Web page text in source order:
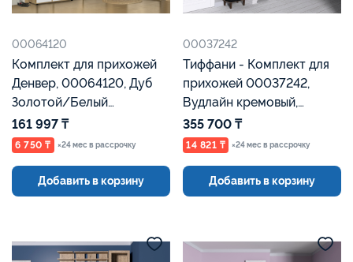
00064120
Комплект для прихожей
Денвер, 00064120, Дуб
Золотой/Белый
Текстурный, Евромебель
161 997 ₸
6 750 ₸ ×24 мес в рассрочку
Добавить в корзину
00037242
Тиффани - Комплект для
прихожей 00037242,
Вудлайн кремовый,
Анрэкс
355 700 ₸
14 821 ₸ ×24 мес в рассрочку
Добавить в корзину